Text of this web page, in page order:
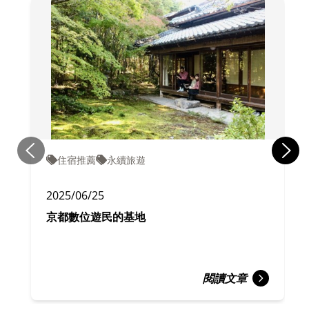
住宿推薦 永續旅遊
2025/06/25
京都數位遊民的基地
閱讀文章